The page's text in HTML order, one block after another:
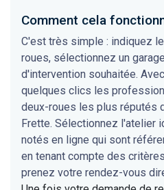
Comment cela
C'est très simple : indiquez
roues, sélectionnez un
d'intervention souhaitée.
quelques clics les
deux-roues les plus réputés
Frette. Sélectionnez l'atelier
notés en ligne qui sont
en tenant compte des
prenez votre rendez-vous